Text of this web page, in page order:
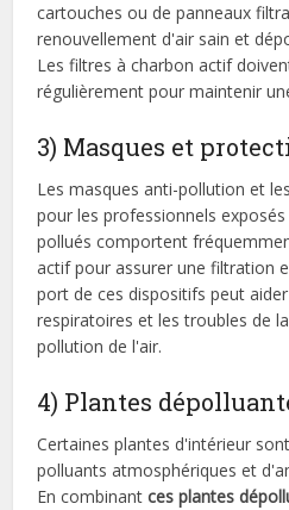
cartouches ou de panneaux
renouvellement d'air sain et
Les filtres à charbon actif
régulièrement pour maintenir
3) Masques et
Les masques anti-pollution et
pour les professionnels
pollués comportent
actif pour assurer une filtration
port de ces dispositifs peut
respiratoires et les troubles de
pollution de l'air.
4) Plantes
Certaines plantes d'intérieur
polluants atmosphériques et
En combinantces plantes